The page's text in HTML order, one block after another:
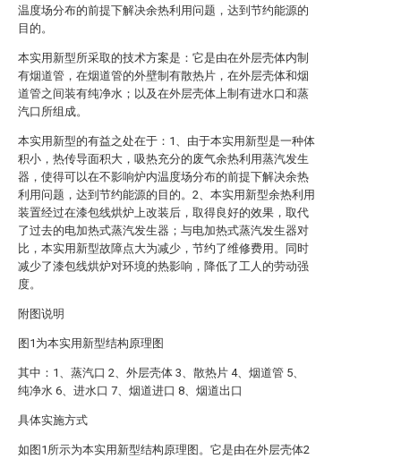
温度场分布的前提下解决余热利用问题，达到节约能源的
目的。
本实用新型所采取的技术方案是：它是由在外层壳体内制
有烟道管，在烟道管的外壁制有散热片，在外层壳体和烟
道管之间装有纯净水；以及在外层壳体上制有进水口和蒸
汽口所组成。
本实用新型的有益之处在于：1、由于本实用新型是一种体
积小，热传导面积大，吸热充分的废气余热利用蒸汽发生
器，使得可以在不影响炉内温度场分布的前提下解决余热
利用问题，达到节约能源的目的。2、本实用新型余热利用
装置经过在漆包线烘炉上改装后，取得良好的效果，取代
了过去的电加热式蒸汽发生器；与电加热式蒸汽发生器对
比，本实用新型故障点大为减少，节约了维修费用。同时
减少了漆包线烘炉对环境的热影响，降低了工人的劳动强
度。
附图说明
图1为本实用新型结构原理图
其中：1、蒸汽口 2、外层壳体 3、散热片 4、烟道管 5、
纯净水 6、进水口 7、烟道进口 8、烟道出口
具体实施方式
如图1所示为本实用新型结构原理图。它是由在外层壳体2